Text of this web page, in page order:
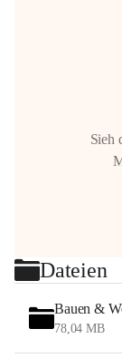
Sieh
Dateien
Bauen &
78,04 MB